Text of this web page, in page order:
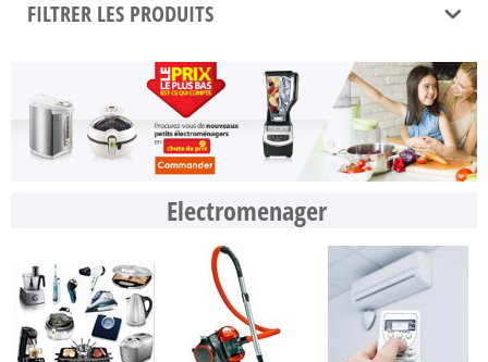
FILTRER LES PRODUITS
Electromenager